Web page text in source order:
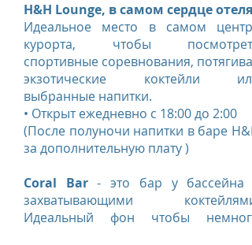
H&H Lounge, в самом сердце отеля
Идеальное место в самом центре
курорта, чтобы посмотреть
спортивные соревнования, потягивая
экзотические коктейли или
выбранные напитки.
• Открыт ежедневно с 18:00 до 2:00
(После полуночи напитки в баре H&H
за дополнительную плату )
Coral Bar- это бар у бассейна с
захватывающими коктейлями!
Идеальный фон чтобы немного